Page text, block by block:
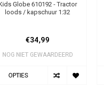
Globe 610192 - Tractor
loods / kapschuur 1:32
€34,99
NOG NIET GEWAARDEERD
OPTIES